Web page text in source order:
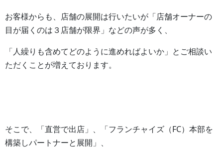
お客様からも、店舗の展開は行いたいが「店舗オーナーの
目が届くのは３店舗が限界」などの声が多く、
「人繰りも含めてどのように進めればよいか」とご相談い
ただくことが増えております。
そこで、「直営で出店」、「フランチャイズ（FC）本部を
構築しパートナーと展開」、